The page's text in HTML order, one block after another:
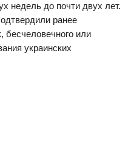
недель до почти двух лет.
ранее
или
украинских